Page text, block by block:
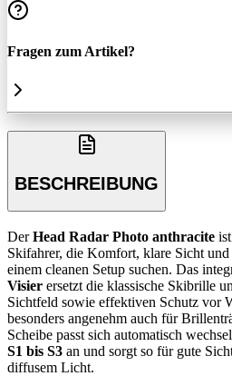
Fragen zum Artikel?
BESCHREIBUNG
DerHead Radar Photo anthracite
Skifahrer, die Komfort, klare Sicht
einem cleanen Setup suchen. Das
Visier ersetzt die klassische Skibrille
Sichtfeld sowie effektiven Schutz vor
besonders angenehm auch für
Scheibe passt sich automatisch
S1 bis S3 an und sorgt so für gute
diffusem Licht.